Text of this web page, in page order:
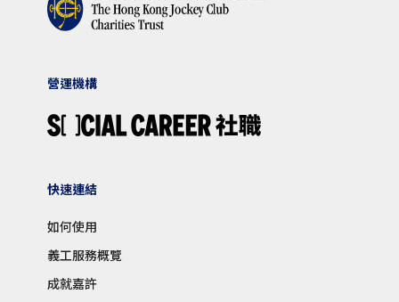
營運機構
快速連結
如何使用
義工服務概覽
成就嘉許